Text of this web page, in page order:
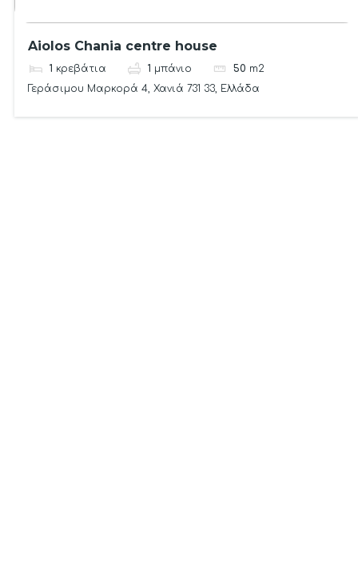
Aiolos Chania centre house
1 κρεβάτια 1 μπάνιο 50 m2
Γεράσιμου Μαρκορά 4, Χανιά 731 33, Ελλάδα